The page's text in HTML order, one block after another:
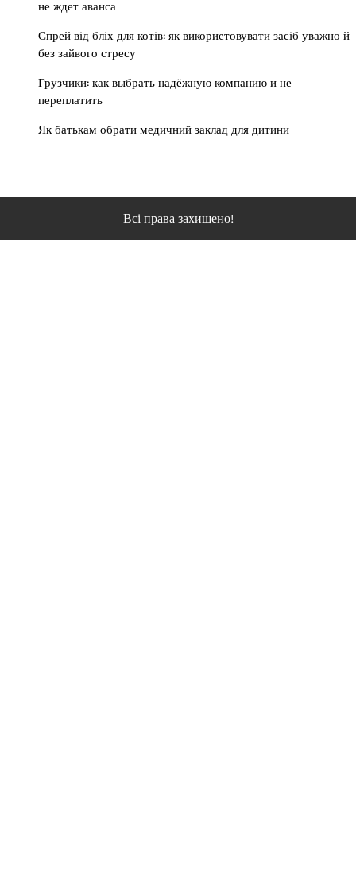
не ждет аванса
Спрей від бліх для котів: як використовувати засіб уважно й
без зайвого стресу
Грузчики: как выбрать надёжную компанию и не
переплатить
Як батькам обрати медичний заклад для дитини
Всі права захищено!